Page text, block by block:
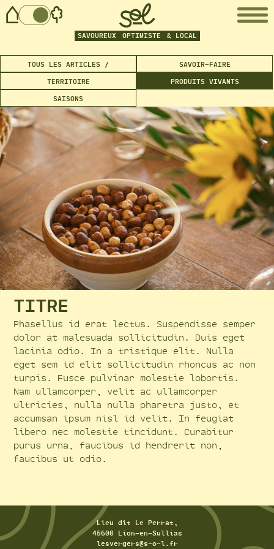
SAVOUREUX OPTIMISTE & LOCAL
TOUS LES ARTICLES /
SAVOIR-FAIRE
TERRITOIRE
PRODUITS VIVANTS
SAISONS
TITRE
Phasellus id erat lectus. Suspendisse semper
dolor at malesuada sollicitudin. Duis eget
lacinia odio. In a tristique elit. Nulla
eget sem id elit sollicitudin rhoncus ac non
turpis. Fusce pulvinar molestie lobortis.
Nam ullamcorper, velit ac ullamcorper
ultricies, nulla nulla pharetra justo, et
accumsan ipsum nisl id velit. In feugiat
libero nec molestie tincidunt. Curabitur
purus urna, faucibus id hendrerit non,
faucibus ut odio.
Lieu dit Le Perrat,
45600 Lion-en-Sullias
lesvergers@s-o-l.fr